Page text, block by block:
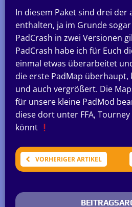
In diesem Paket sind drei der
enthalten, ja im Grunde
PadCrash in zwei Versionen
PadCrash habe ich für Euch
einmal etwas überarbeitet
die erste PadMap
und auch vergrößert. Die
für unsere kleine PadMod
diese dort unter FFA, Tourney
könnt
VORHERIGER ARTIKEL